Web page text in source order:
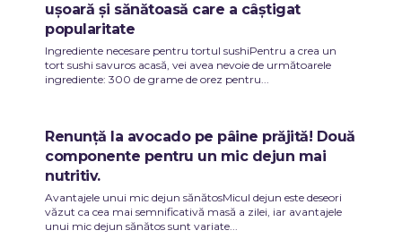
ușoară și sănătoasă care a câștigat
popularitate
Ingrediente necesare pentru tortul sushiPentru a crea un
tort sushi savuros acasă, vei avea nevoie de următoarele
ingrediente: 300 de grame de orez pentru...
Renunță la avocado pe pâine prăjită! Două
componente pentru un mic dejun mai
nutritiv.
Avantajele unui mic dejun sănătosMicul dejun este deseori
văzut ca cea mai semnificativă masă a zilei, iar avantajele
unui mic dejun sănătos sunt variate...